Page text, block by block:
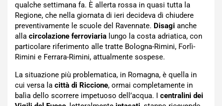
qualche settimana fa. È allerta rossa in quasi tutta la
Regione, che nella giornata di ieri decideva di chiudere
preventivamente le scuole del Ravennate. Disagi anche
alla circolazione ferroviaria lungo la costa adriatica, con
particolare riferimento alle tratte Bologna-Rimini, Forlì-
Rimini e Ferrara-Rimini, attualmente sospese.
La situazione più problematica, in Romagna, è quella in
cui versa la città di Riccione, ormai completamente in
balìa dello scorrere impetuoso dell’acqua. I centralini dei